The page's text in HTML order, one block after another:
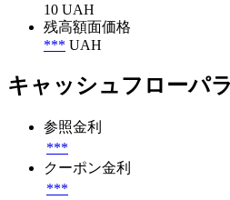
10 UAH
残高額面価格
*** UAH
キャッシュフローパ
参照金利
***
クーポン金利
***